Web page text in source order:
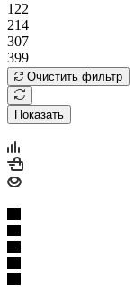
122
214
307
399
Очистить фильтр
Показать